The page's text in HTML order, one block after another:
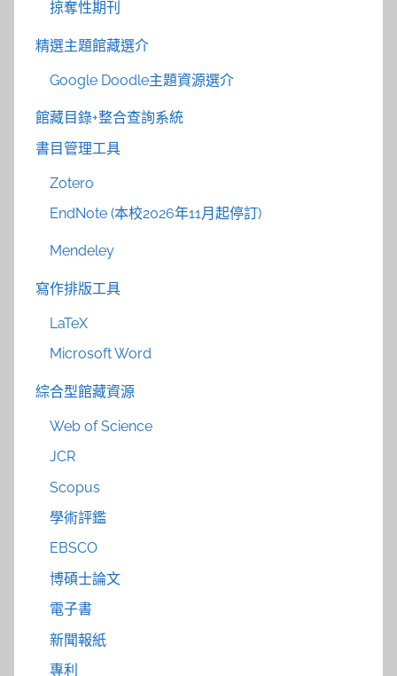
掠奪性期刊
精選主題館藏選介
Google Doodle主題資源選介
館藏目錄+整合查詢系統
書目管理工具
Zotero
EndNote (本校2026年11月起停訂)
Mendeley
寫作排版工具
LaTeX
Microsoft Word
綜合型館藏資源
Web of Science
JCR
Scopus
學術評鑑
EBSCO
博碩士論文
電子書
新聞報紙
專利